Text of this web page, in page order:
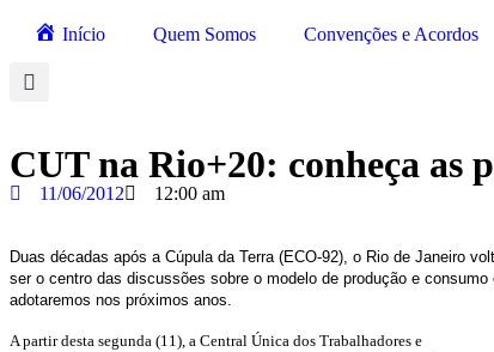
Início Quem Somos Convenções e Acordos
CUT na Rio+20: conheça as
11/06/2012 12:00 am
Duas décadas após a Cúpula da Terra (ECO-92), o Rio de Janeiro
ser o centro das discussões sobre o modelo de produção e consumo
adotaremos nos próximos anos.
A partir desta segunda (11), a Central Única dos Trabalhadores e